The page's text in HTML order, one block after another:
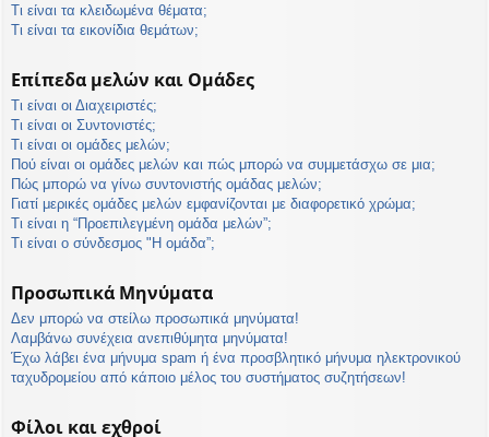
Τι είναι τα κλειδωμένα θέματα;
Τι είναι τα εικονίδια θεμάτων;
Επίπεδα μελών και Ομάδες
Τι είναι οι Διαχειριστές;
Τι είναι οι Συντονιστές;
Τι είναι οι ομάδες μελών;
Πού είναι οι ομάδες μελών και πώς μπορώ να συμμετάσχω σε μια;
Πώς μπορώ να γίνω συντονιστής ομάδας μελών;
Γιατί μερικές ομάδες μελών εμφανίζονται με διαφορετικό χρώμα;
Τι είναι η “Προεπιλεγμένη ομάδα μελών”;
Τι είναι ο σύνδεσμος "Η ομάδα”;
Προσωπικά Μηνύματα
Δεν μπορώ να στείλω προσωπικά μηνύματα!
Λαμβάνω συνέχεια ανεπιθύμητα μηνύματα!
Έχω λάβει ένα μήνυμα spam ή ένα προσβλητικό μήνυμα ηλεκτρονικού
ταχυδρομείου από κάποιο μέλος του συστήματος συζητήσεων!
Φίλοι και εχθροί